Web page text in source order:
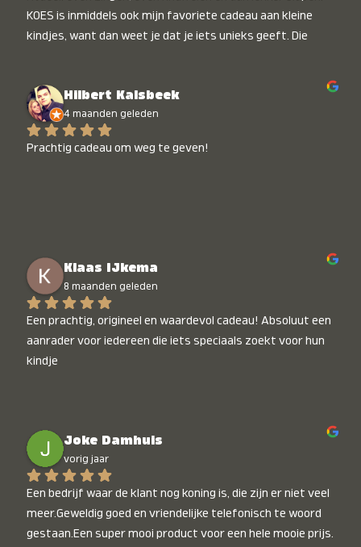
KOES is inmiddels ook mijn favoriete cadeau aan kleine
kindjes, want dan weet je dat je iets unieks geeft. Die
Hilbert Kalsbeek
4 maanden geleden
Prachtig cadeau om weg te geven!
Klaas IJkema
8 maanden geleden
Een prachtig, origineel en waardevol cadeau! Absoluut een
aanrader voor iedereen die iets speciaals zoekt voor hun
kindje
Joke Damhuis
vorig jaar
Een bedrijf waar de klant nog koning is, die zijn er niet veel
meer.Geweldig goed en vriendelijke telefonisch te woord
gestaan.Een super mooi product voor een hele mooie prijs.